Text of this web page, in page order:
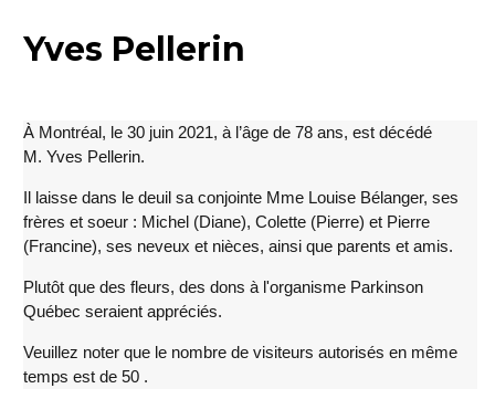
Yves Pellerin
À Montréal, le 30 juin 2021, à l’âge de 78 ans, est décédé
M. Yves Pellerin.
Il laisse dans le deuil sa conjointe Mme Louise Bélanger, ses
frères et soeur : Michel (Diane), Colette (Pierre) et Pierre
(Francine), ses neveux et nièces, ainsi que parents et amis.
Plutôt que des fleurs, des dons à l'organisme Parkinson
Québec seraient appréciés.
Veuillez noter que le nombre de visiteurs autorisés en même
temps est de 50 .